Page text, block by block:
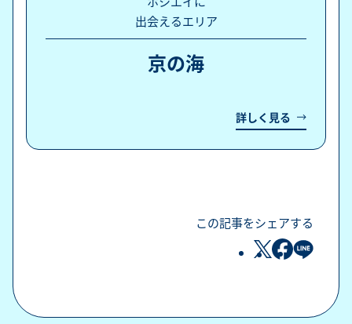
出会えるエリア
京の海
詳しく見る
この記事をシェアする